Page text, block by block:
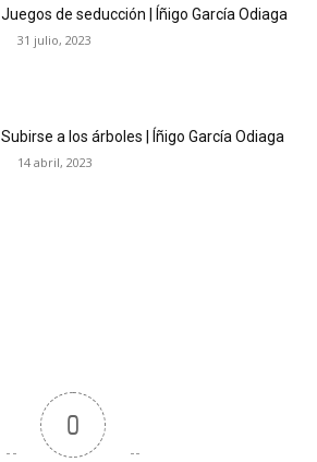
Juegos de seducción | Íñigo García Odiaga
31 julio, 2023
Subirse a los árboles | Íñigo García Odiaga
14 abril, 2023
0